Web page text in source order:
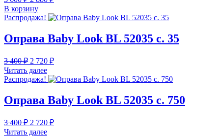
цена
составляла
3
600 ₽.
2
В корзину
Распродажа!
Оправа Baby Look BL 52035 c. 35
3 400₽ Первоначальная
цена
составляла
3
400 ₽.
2 720 ₽Текущая
2
Читать далее
Распродажа!
Оправа Baby Look BL 52035 c. 750
3 400₽ Первоначальная
цена
2 720 ₽Текущая
Читать далее